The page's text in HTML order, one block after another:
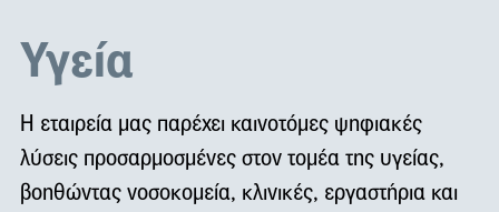
Υγεία
Η εταιρεία μας παρέχει καινοτόμες ψηφιακές
λύσεις προσαρμοσμένες στον τομέα της υγείας,
βοηθώντας νοσοκομεία, κλινικές, εργαστήρια και